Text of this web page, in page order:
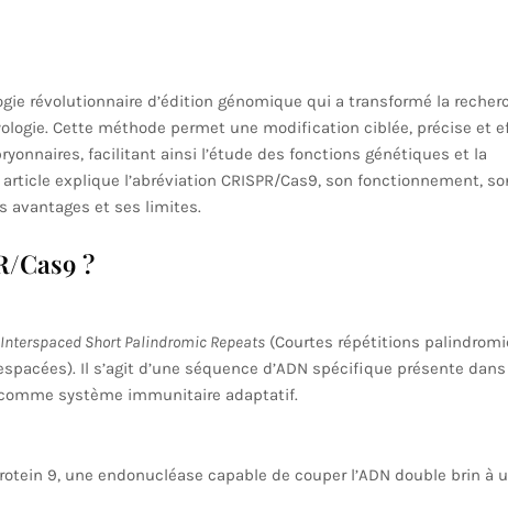
révolutionnaire d’édition génomique qui a transformé la
Cette méthode permet une modification ciblée, précise et
facilitant ainsi l’étude des fonctions génétiques et la
explique l’abréviation CRISPR/Cas9, son fonctionnement,
avantages et ses limites.
Cas9 ?
Short Palindromic Repeats(Courtes répétitions
Il s’agit d’une séquence d’ADN spécifique présente
système immunitaire adaptatif.
9, une endonucléase capable de couper l’ADN double brin à